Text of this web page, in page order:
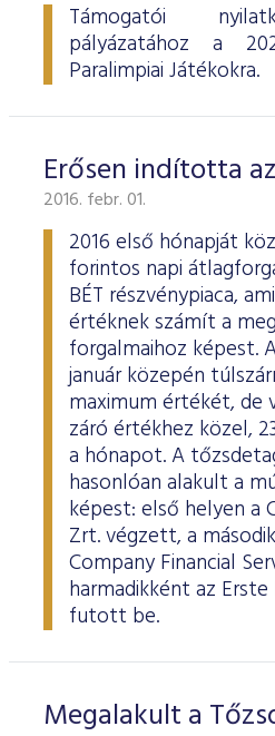
Támogatói
pályázatához a
Paralimpiai Játékokra.
Erősen indította
2016. febr. 01.
2016 első hónapját
forintos napi
BÉT részvénypiaca,
értéknek számít a
forgalmaihoz képest.
január közepén
maximum értékét, de
záró értékhez közel,
a hónapot. A
hasonlóan alakult a
képest: első helyen a
Zrt. végzett, a
Company Financial
harmadikként az
futott be.
Megalakult a